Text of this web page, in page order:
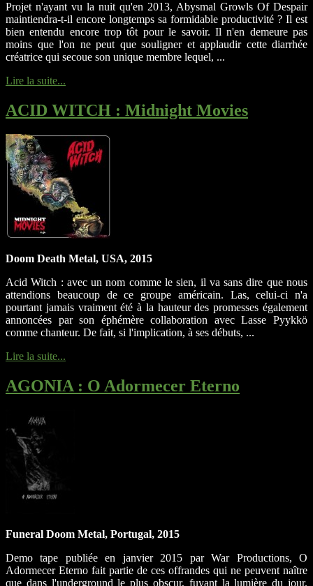
Projet n'ayant vu la nuit qu'en 2013, Abysmal Growls Of Despair
maintiendra-t-il encore longtemps sa formidable productivité ? Il est
bien entendu encore trop tôt pour le savoir. Il n'en demeure pas
moins que l'on ne peut que souligner et applaudir cette diarrhée
créatrice qui secoue son unique membre lequel, ...
Lire la suite...
ACID WITCH : Midnight Movies
Doom Death Metal, USA, 2015
Acid Witch : avec un nom comme le sien, il va sans dire que nous
attendions beaucoup de ce groupe américain. Las, celui-ci n'a
pourtant jamais vraiment été à la hauteur des promesses également
annoncées par son éphémère collaboration avec Lasse Pyykkö
comme chanteur. De fait, si l'implication, à ses débuts, ...
Lire la suite...
AGONIA : O Adormecer Eterno
Funeral Doom Metal, Portugal, 2015
Demo tape publiée en janvier 2015 par War Productions, O
Adormecer Eterno fait partie de ces offrandes qui ne peuvent naître
que dans l'underground le plus obscur, fuyant la lumière du jour.